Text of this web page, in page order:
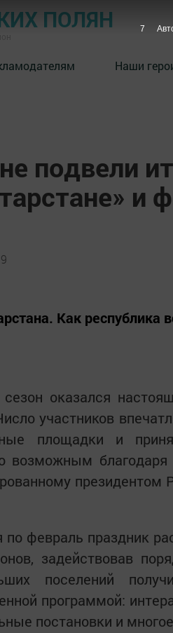
ПОЛЯН
Наши
подвели
и
Как республика
оказался
участников
площадки и
возможным благодаря
президентом
февраль праздник
задействовав
поселений
программой:
постановки и
6